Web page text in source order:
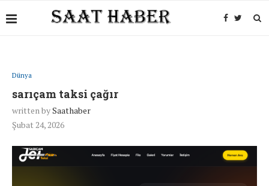
Dünya
sarıçam taksi çağır
written bySaathaber
Şubat 24, 2026